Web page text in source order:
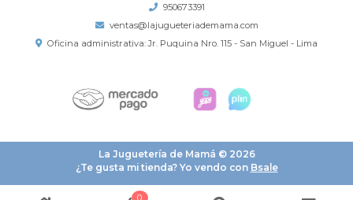
950673391
ventas@lajugueteriademama.com
Oficina administrativa: Jr. Puquina Nro. 115 - San Miguel - Lima
La Juguetería de Mamá © 2026
¿Te gusta mi tienda? Yo vendo con Bsale
0